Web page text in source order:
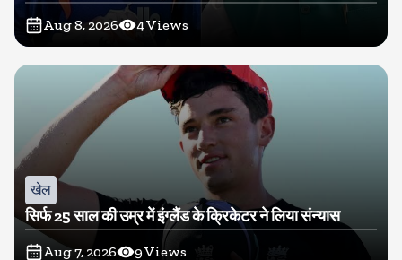
Aug 8, 2026 4Views
खेल
सिर्फ 25 साल की उम्र में इंग्लैंड के क्रिकेटर ने लिया संन्यास
Aug 7, 2026 9Views